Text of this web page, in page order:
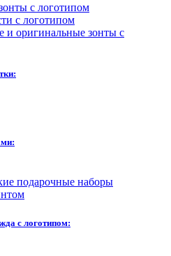
с логотипом
с логотипом
и оригинальные зонты с
подарочные наборы
с логотипом: